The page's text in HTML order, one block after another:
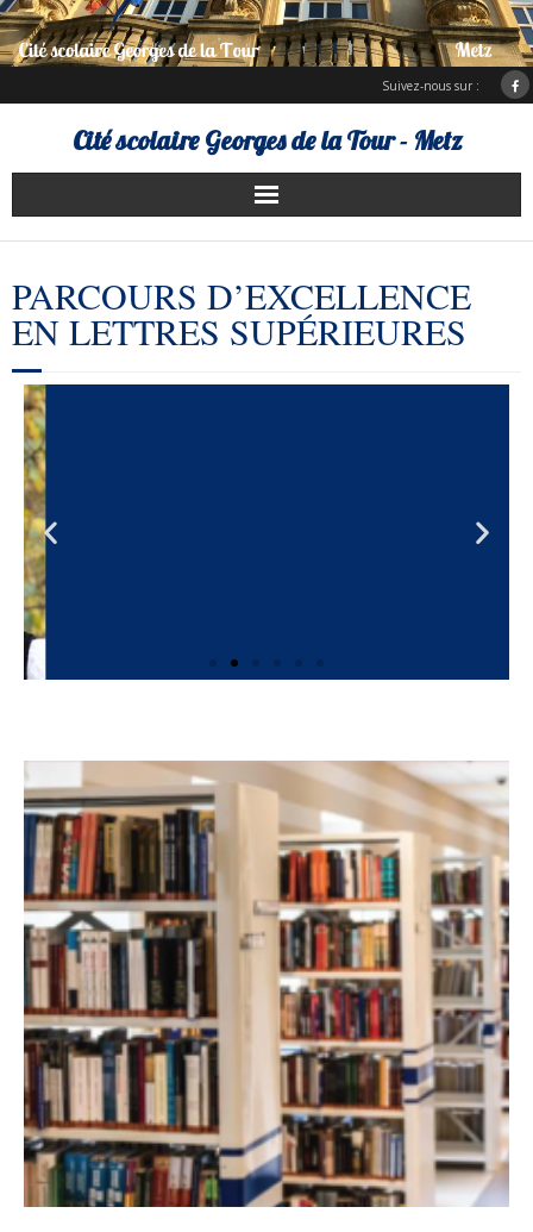
Suivez-nous sur :
Cité scolaire Georges de la Tour - Metz
Présentation
Services d’hébergement
ENT Bureau numérique
PARCOURS D’EXCELLENCE
EN LETTRES SUPÉRIEURES
ENS Lyon Lettres
classiques
Cliquez
ici